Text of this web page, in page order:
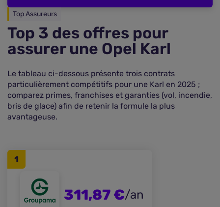
Top Assureurs
Top 3 des offres pour
assurer une Opel Karl
Le tableau ci-dessous présente trois contrats
particulièrement compétitifs pour une Karl en 2025 ;
comparez primes, franchises et garanties (vol, incendie,
bris de glace) afin de retenir la formule la plus
avantageuse.
1
311,87 €/an